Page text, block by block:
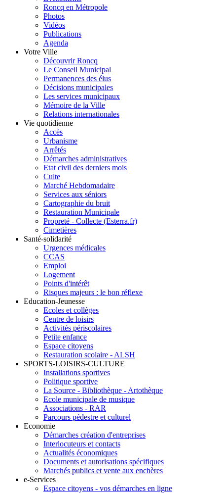
Roncq en Métropole
Photos
Vidéos
Publications
Agenda
Votre Ville
Découvrir Roncq
Le Conseil Municipal
Permanences des élus
Décisions municipales
Les services municipaux
Mémoire de la Ville
Relations internationales
Vie quotidienne
Accès
Urbanisme
Arrêtés
Démarches administratives
Etat civil des derniers mois
Culte
Marché Hebdomadaire
Services aux séniors
Cartographie du bruit
Restauration Municipale
Propreté - Collecte (Esterra.fr)
Cimetières
Santé-solidarité
Urgences médicales
CCAS
Emploi
Logement
Points d'intérêt
Risques majeurs : le bon réflexe
Education-Jeunesse
Ecoles et collèges
Centre de loisirs
Activités périscolaires
Petite enfance
Espace citoyens
Restauration scolaire - ALSH
SPORTS-LOISIRS-CULTURE
Installations sportives
Politique sportive
La Source - Bibliothèque - Artothèque
Ecole municipale de musique
Associations - RAR
Parcours pédestre et culturel
Economie
Démarches création d'entreprises
Interlocuteurs et contacts
Actualités économiques
Documents et autorisations spécifiques
Marchés publics et vente aux enchères
e-Services
Espace citoyens - vos démarches en ligne